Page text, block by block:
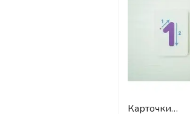
Карточки